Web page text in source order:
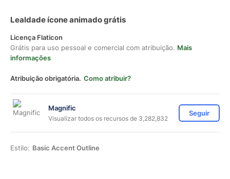
Lealdade ícone animado grátis
Licença Flaticon
Grátis para uso pessoal e comercial com atribuição. Mais
informações
Atribuição obrigatória. Como atribuir?
Magnific
Visualizar todos os recursos de 3,282,832
Seguir
Estilo: Basic Accent Outline